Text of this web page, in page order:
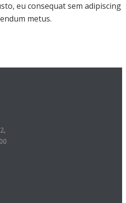
eu consequat sem adipiscing
metus.